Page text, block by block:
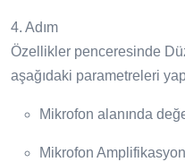
4. Adım
Özellikler penceresinde
aşağıdaki parametreleri
Mikrofon alanında
Mikrofon